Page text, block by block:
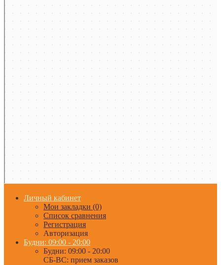
Личный кабинет
Мои закладки (0)
Список сравнения
Регистрация
Авторизация
Будни: 09:00 - 20:00
Будни: 09:00 - 20:00
СБ-ВС: прием заказов